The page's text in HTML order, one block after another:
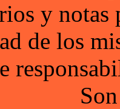
y notas
de los